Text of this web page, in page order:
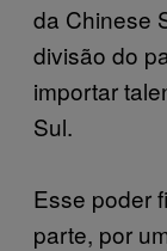
da Chinese
divisão do
importar
Sul.
Esse poder
parte, por